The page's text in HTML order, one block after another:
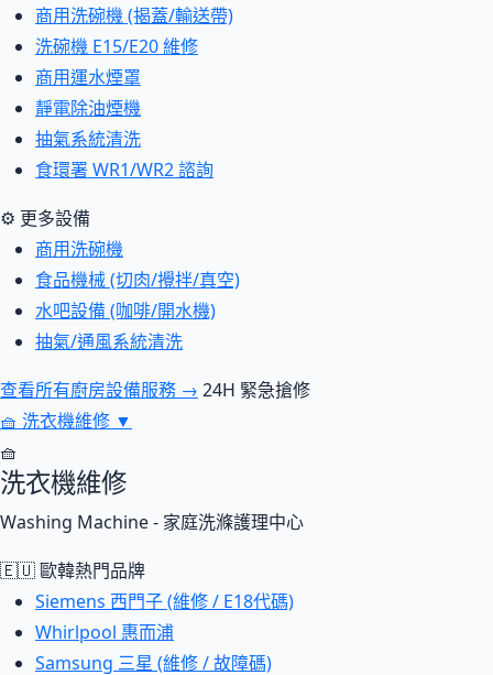
商用洗碗機 (揭蓋/輸送帶)
洗碗機 E15/E20 維修
商用運水煙罩
靜電除油煙機
抽氣系統清洗
食環署 WR1/WR2 諮詢
⚙ 更多設備
商用洗碗機
食品機械 (切肉/攪拌/真空)
水吧設備 (咖啡/開水機)
抽氣/通風系統清洗
查看所有廚房設備服務 → 24H 緊急搶修
🧺 洗衣機維修 ▼
🧺
洗衣機維修
Washing Machine - 家庭洗滌護理中心
🇪🇺 歐韓熱門品牌
Siemens 西門子 (維修 / E18代碼)
Whirlpool 惠而浦
Samsung 三星 (維修 / 故障碼)